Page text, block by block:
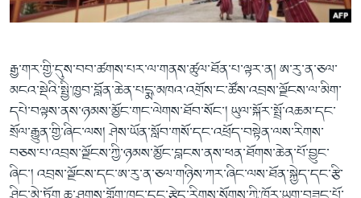
རྒྱ་གར་གྱི་དུས་བབ་ཚགས་པར་ལ་གནས་ཚུལ་ཐོན་པ་ལྟར་ན། ཨ་རུ་ན་ཅལ་
མངའ་སྡེའི་སྤྱི་ཁྱབ་བློན་ཆེན་པདྨ་མཁའ་འགྲོས་ང་ཚོས་འབྲས་ལྗོངས་ལ་མིག་
དཔེ་བལྟས་ནས་ཉམས་མྱོང་གང་ལེགས་ཐོབ་སོང་། ཡུལ་སྐོར་སྤྲོ་འཆམ་དང་
སྲོལ་རྒྱུན་གྱི་ཞིང་ལས། ཤེས་ཡོན་སློབ་གསོ་དང་འཕྲོད་བསྟེན་ལས་རིགས་
བཅས་པ་འབྲས་ལྗོངས་ཀྱི་ཉམས་མྱོང་བླངས་ནས་ཕན་ཐོགས་ཆེན་པོ་བྱུང་
ཞིང་། འབྲས་ལྗོངས་དང་ཨ་རུ་ན་ཅལ་གཉིས་ཀར་ཞིང་ལས་ཐོན་སྐྱེད་དང་རྩི་